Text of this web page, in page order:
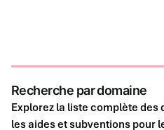
Recherche par domaine
Explorez la liste complète
les aides et subventions pour